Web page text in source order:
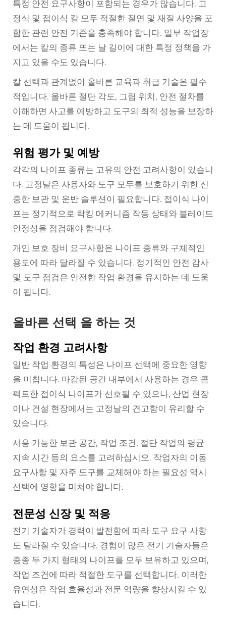
특정 안전 요구사항이 포함되는 경우가 많습니다. 고
정식 및 접이식 칼 모두 적절한 절연 및 재질 사양을 포
함한 관련 안전 기준을 충족해야 합니다. 일부 작업장
에서는 칼의 종류 또는 날 길이에 대한 특정 정책을 가
지고 있을 수도 있습니다.
칼 선택과 관계없이 올바른 교육과 취급 기술은 필수
적입니다. 올바른 절단 각도, 그립 위치, 안전 절차를
이해하면 사고를 예방하고 도구의 최적 성능을 보장하
는 데 도움이 됩니다.
위험 평가 및 예방
각각의 나이프 종류는 고유의 안전 고려사항이 있습니
다. 고정날은 사용자와 도구 모두를 보호하기 위한 신
중한 보관 및 운반 솔루션이 필요합니다. 접이식 나이
프는 정기적으로 락킹 메커니즘 작동 상태와 블레이드
안정성을 점검해야 합니다.
개인 보호 장비 요구사항은 나이프 종류와 구체적인
용도에 따라 달라질 수 있습니다. 정기적인 안전 감사
및 도구 점검은 안전한 작업 환경을 유지하는 데 도움
이 됩니다.
올바른 선택 을 하는 것
작업 환경 고려사항
일반 작업 환경의 특성은 나이프 선택에 중요한 영향
을 미칩니다. 마감된 공간 내부에서 사용하는 경우 콤
팩트한 접이식 나이프가 선호될 수 있으나, 산업 현장
이나 건설 현장에서는 고정날의 견고함이 유리할 수
있습니다.
사용 가능한 보관 공간, 작업 조건, 절단 작업의 평균
지속 시간 등의 요소를 고려하십시오. 작업자의 이동
요구사항 및 자주 도구를 교체해야 하는 필요성 역시
선택에 영향을 미쳐야 합니다.
전문성 신장 및 적응
전기 기술자가 경력이 발전함에 따라 도구 요구 사항
도 달라질 수 있습니다. 경험이 많은 전기 기술자들은
종종 두 가지 형태의 나이프를 모두 보유하고 있으며,
작업 조건에 따라 적절한 도구를 선택합니다. 이러한
유연성은 작업 효율성과 전문 역량을 향상시킬 수 있
습니다.